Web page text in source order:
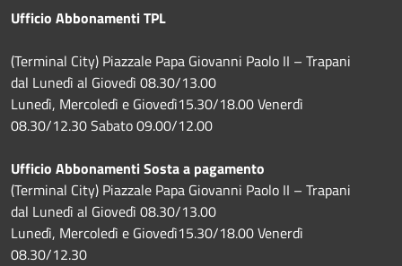
Ufficio Abbonamenti TPL
(Terminal City) Piazzale Papa Giovanni Paolo II – Trapani
dal Lunedì al Giovedì 08.30/13.00
Lunedì, Mercoledì e Giovedì15.30/18.00 Venerdì
08.30/12.30 Sabato 09.00/12.00
Ufficio Abbonamenti Sosta a pagamento
(Terminal City) Piazzale Papa Giovanni Paolo II – Trapani
dal Lunedì al Giovedì 08.30/13.00
Lunedì, Mercoledì e Giovedì15.30/18.00 Venerdì
08.30/12.30